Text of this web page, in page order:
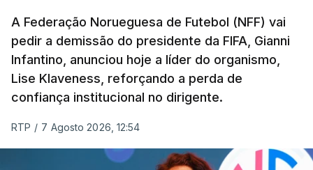
Questionado sobre se o elevado número de
entradas e saídas confirmava que o Sporting
estava a precisar de jogadores com vontade de
vencer pelo clube, como afirmou o presidente,
Frederico Varandas, após a derrota na final da
acontecer” mudanças, “até por vontade mútua” do
A Federação Norueguesa de Futebol (NFF) vai
pedir a demissão do presidente da FIFA, Gianni
Infantino, anunciou hoje a líder do organismo,
Lise Klaveness, reforçando a perda de
confiança institucional no dirigente.
RTP / 7 Agosto 2026, 12:54